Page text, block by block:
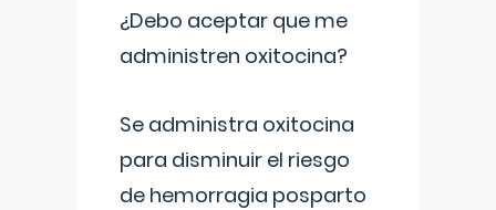
¿Debo aceptar que me
administren oxitocina?
Se administra oxitocina
para disminuir el riesgo
de hemorragia posparto